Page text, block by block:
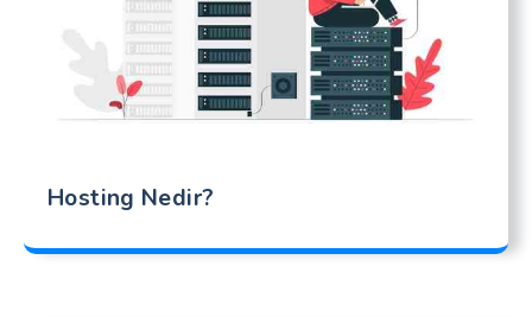
Hosting Nedir?